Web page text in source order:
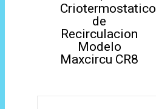
Criotermostatico
de
Recirculacion
Modelo
Maxcircu CR8